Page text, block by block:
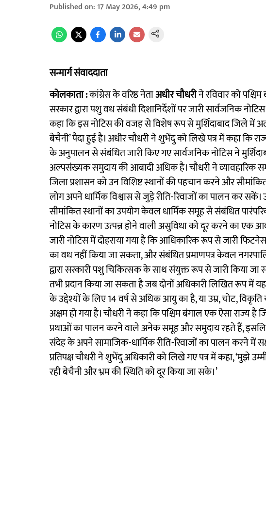
Published on: 17 May 2026, 4:49 pm
सन्मार्ग संवाददाता
कोलकाता :कांग्रेस के वरिष्ठ नेताअधीर चौधरीने रविवार को
सरकार द्वारा पशु वध संबंधी दिशानिर्देशों पर जारी सार्वजनिक
कहा कि इस नोटिस की वजह से विशेष रूप से मुर्शिदाबाद जिले में
बेचैनी’ पैदा हुई है। अधीर चौधरी ने शुभेंदु को लिखे पत्र में कहा कि
के अनुपालन से संबंधित जारी किए गए सार्वजनिक नोटिस ने
अल्पसंख्यक समुदाय की आबादी अधिक है। चौधरी ने व्यावहारिक
जिला प्रशासन को उन विशिष्ट स्थानों की पहचान करने और
लोग अपने धार्मिक विश्वास से जुड़े रीति-रिवाजों का पालन कर सकें।
सीमांकित स्थानों का उपयोग केवल धार्मिक समूह से संबंधित
नोटिस के कारण उत्पन्न होने वाली असुविधा को दूर करने का एक
जारी नोटिस में दोहराया गया है कि आधिकारिक रूप से जारी
का वध नहीं किया जा सकता, और संबंधित प्रमाणपत्र केवल
द्वारा सरकारी पशु चिकित्सक के साथ संयुक्त रूप से जारी किया जा
तभी प्रदान किया जा सकता है जब दोनों अधिकारी लिखित रूप में
के उद्देश्यों के लिए 14 वर्ष से अधिक आयु का है, या उम्र, चोट,
अक्षम हो गया है। चौधरी ने कहा कि पश्चिम बंगाल एक ऐसा राज्य
प्रथाओं का पालन करने वाले अनेक समूह और समुदाय रहते हैं, इसलिए
संदेह के अपने सामाजिक-धार्मिक रीति-रिवाजों का पालन करने में
प्रतिपक्ष चौधरी ने शुभेंदु अधिकारी को लिखे गए पत्र में कहा, ‘मुझे
रही बेचैनी और भ्रम की स्थिति को दूर किया जा सके।’